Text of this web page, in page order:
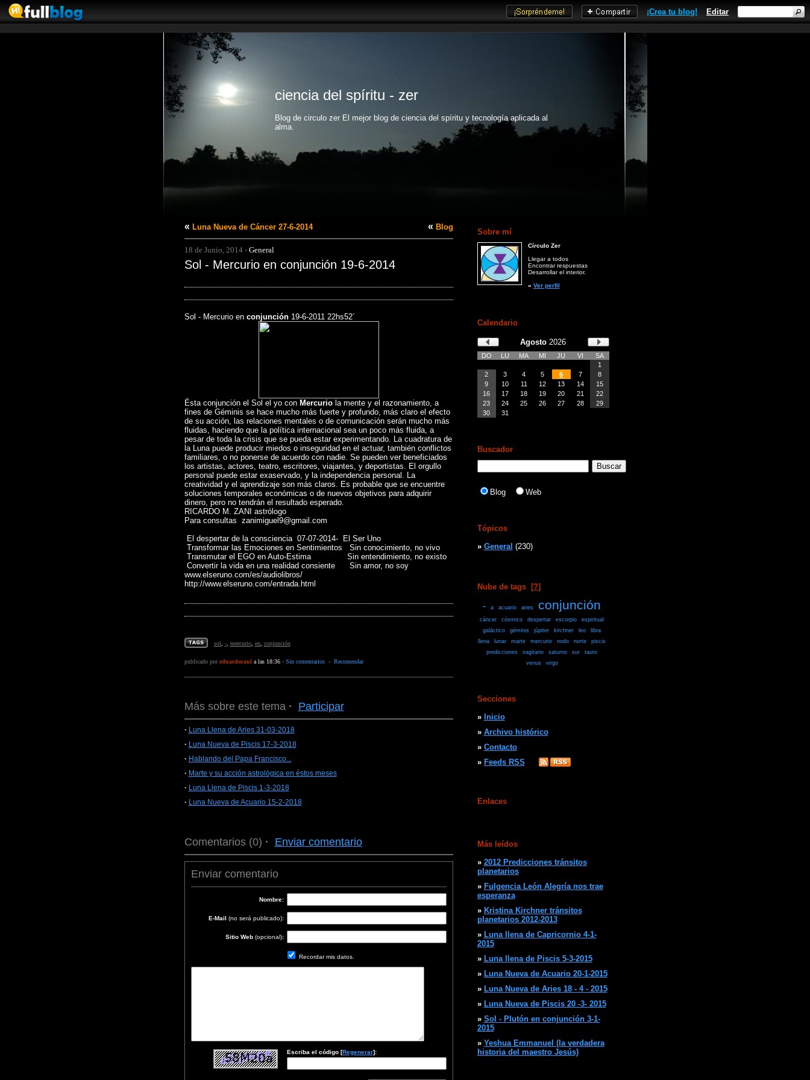
Editar
¡Crea tu blog!
ciencia del spíritu - zer
Blog de circulo zer El mejor blog de ciencia del spíritu y tecnología aplicada al
alma.
« Blog
« Luna Nueva de Cáncer 27-6-2014
18 de Junio, 2014· General
Sol - Mercurio en conjunción 19-6-2014
Sol - Mercurio en conjunción19-6-2011 22hs52´
Ésta conjunción el Sol el yo con Mercuriola mente y el razonamiento, a
fines de Géminis se hace mucho más fuerte y profundo, más claro el efecto
de su acción, las relaciones mentales o de comunicación serán mucho más
fluidas, haciendo que la política internacional sea un poco más fluida, a
pesar de toda la crisis que se pueda estar experimentando. La cuadratura de
la Luna puede producir miedos o inseguridad en el actuar, también conflictos
familiares, o no ponerse de acuerdo con nadie. Se pueden ver beneficiados
los artistas, actores, teatro, escritores, viajantes, y deportistas. El orgullo
personal puede estar exaservado, y la independencia personal. La
creatividad y el aprendizaje son más claros. Es probable que se encuentre
soluciones temporales económicas o de nuevos objetivos para adquirir
dinero, pero no tendrán el resultado esperado.
RICARDO M. ZANI astrólogo
Para consultas zanimiguel9@gmail.com
El despertar de la consciencia 07-07-2014- El Ser Uno
Transformar las Emociones en Sentimientos Sin conocimiento, no vivo
Transmutar el EGO en Auto-Estima Sin entendimiento, no existo
Convertir la vida en una realidad consiente Sin amor, no soy
www.elseruno.com/es/audiolibros/
http://www.elseruno.com/entrada.html
sol -, mercurio, en, conjunción
publicado poreduardoraul a las 18:36· Sin comentarios· Recomendar
Más sobre este tema· Participar
· Luna Llena de Aries 31-03-2018
· Luna Nueva de Piscis 17-3-2018
· Hablando del Papa Francisco...
· Marte y su acción astrológica en éstos meses
· Luna Llena de Piscis 1-3-2018
· Luna Nueva de Acuario 15-2-2018
Comentarios (0) · Enviar comentario
Enviar comentario
Nombre:
E-Mail (no será publicado):
Sitio Web (opcional):
Recordar mis datos.
Escriba el código [Regenerar]:
Sobre mí
Círculo Zer
Llegar a todos
Encontrar respuestas
Desarrollar el interior.
» Ver perfil
Calendario
Agosto 2026
DO LU MA MI JU VI
SA
1
2
3 4 5 6 7
8
9
10 11 12 13 14
15
16
17 18 19 20 21
22
23
24 25 26 27 28
29
30
31
Buscador
Blog Web
Tópicos
» General (230)
Nube de tags [?]
- a acuario aries conjunción
cáncer cósmico despertar escorpio
espiritual
galáctico
géminis júpiter kirchner leo
libra
llena
lunar marte mercurio nodo norte
piscis
predicciones
sagitario saturno sur
tauro
venus
virgo
Secciones
» Inicio
» Archivo histórico
» Contacto
» Feeds RSS
Enlaces
Más leídos
» 2012 Predicciones tránsitos
planetarios
» Fulgencia León Alegría nos trae
esperanza
» Kristina Kirchner tránsitos
planetarios 2012-2013
» Luna llena de Capricornio 4-1-
2015
» Luna llena de Piscis 5-3-2015
» Luna Nueva de Acuario 20-1-2015
» Luna Nueva de Aries 18 - 4 - 2015
» Luna Nueva de Piscis 20 -3- 2015
» Sol - Plutón en conjunción 3-1-
2015
» Yeshua Emmanuel (la verdadera
historia del maestro Jesús)